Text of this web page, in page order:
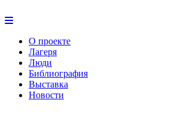
О проекте
Лагеря
Люди
Библиография
Выставка
Новости